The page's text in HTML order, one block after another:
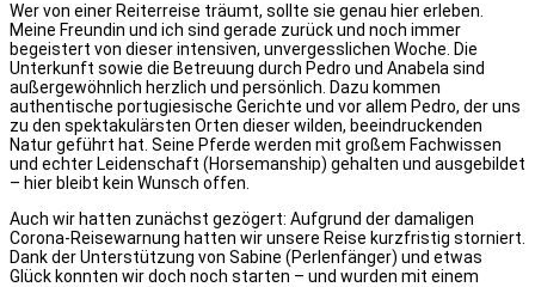
Wer von einer Reiterreise träumt, sollte sie genau hier erleben.
Meine Freundin und ich sind gerade zurück und noch immer
begeistert von dieser intensiven, unvergesslichen Woche. Die
Unterkunft sowie die Betreuung durch Pedro und Anabela sind
außergewöhnlich herzlich und persönlich. Dazu kommen
authentische portugiesische Gerichte und vor allem Pedro, der uns
zu den spektakulärsten Orten dieser wilden, beeindruckenden
Natur geführt hat. Seine Pferde werden mit großem Fachwissen
und echter Leidenschaft (Horsemanship) gehalten und ausgebildet
– hier bleibt kein Wunsch offen.
Auch wir hatten zunächst gezögert: Aufgrund der damaligen
Corona-Reisewarnung hatten wir unsere Reise kurzfristig storniert.
Dank der Unterstützung von Sabine (Perlenfänger) und etwas
Glück konnten wir doch noch starten – und wurden mit einem